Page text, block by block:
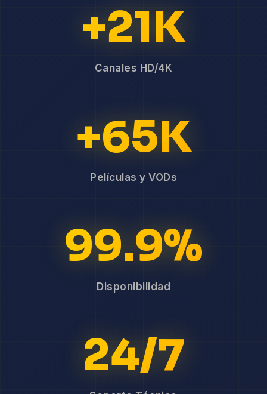
+21K
Canales HD/4K
+65K
Películas y VODs
99.9%
Disponibilidad
24/7